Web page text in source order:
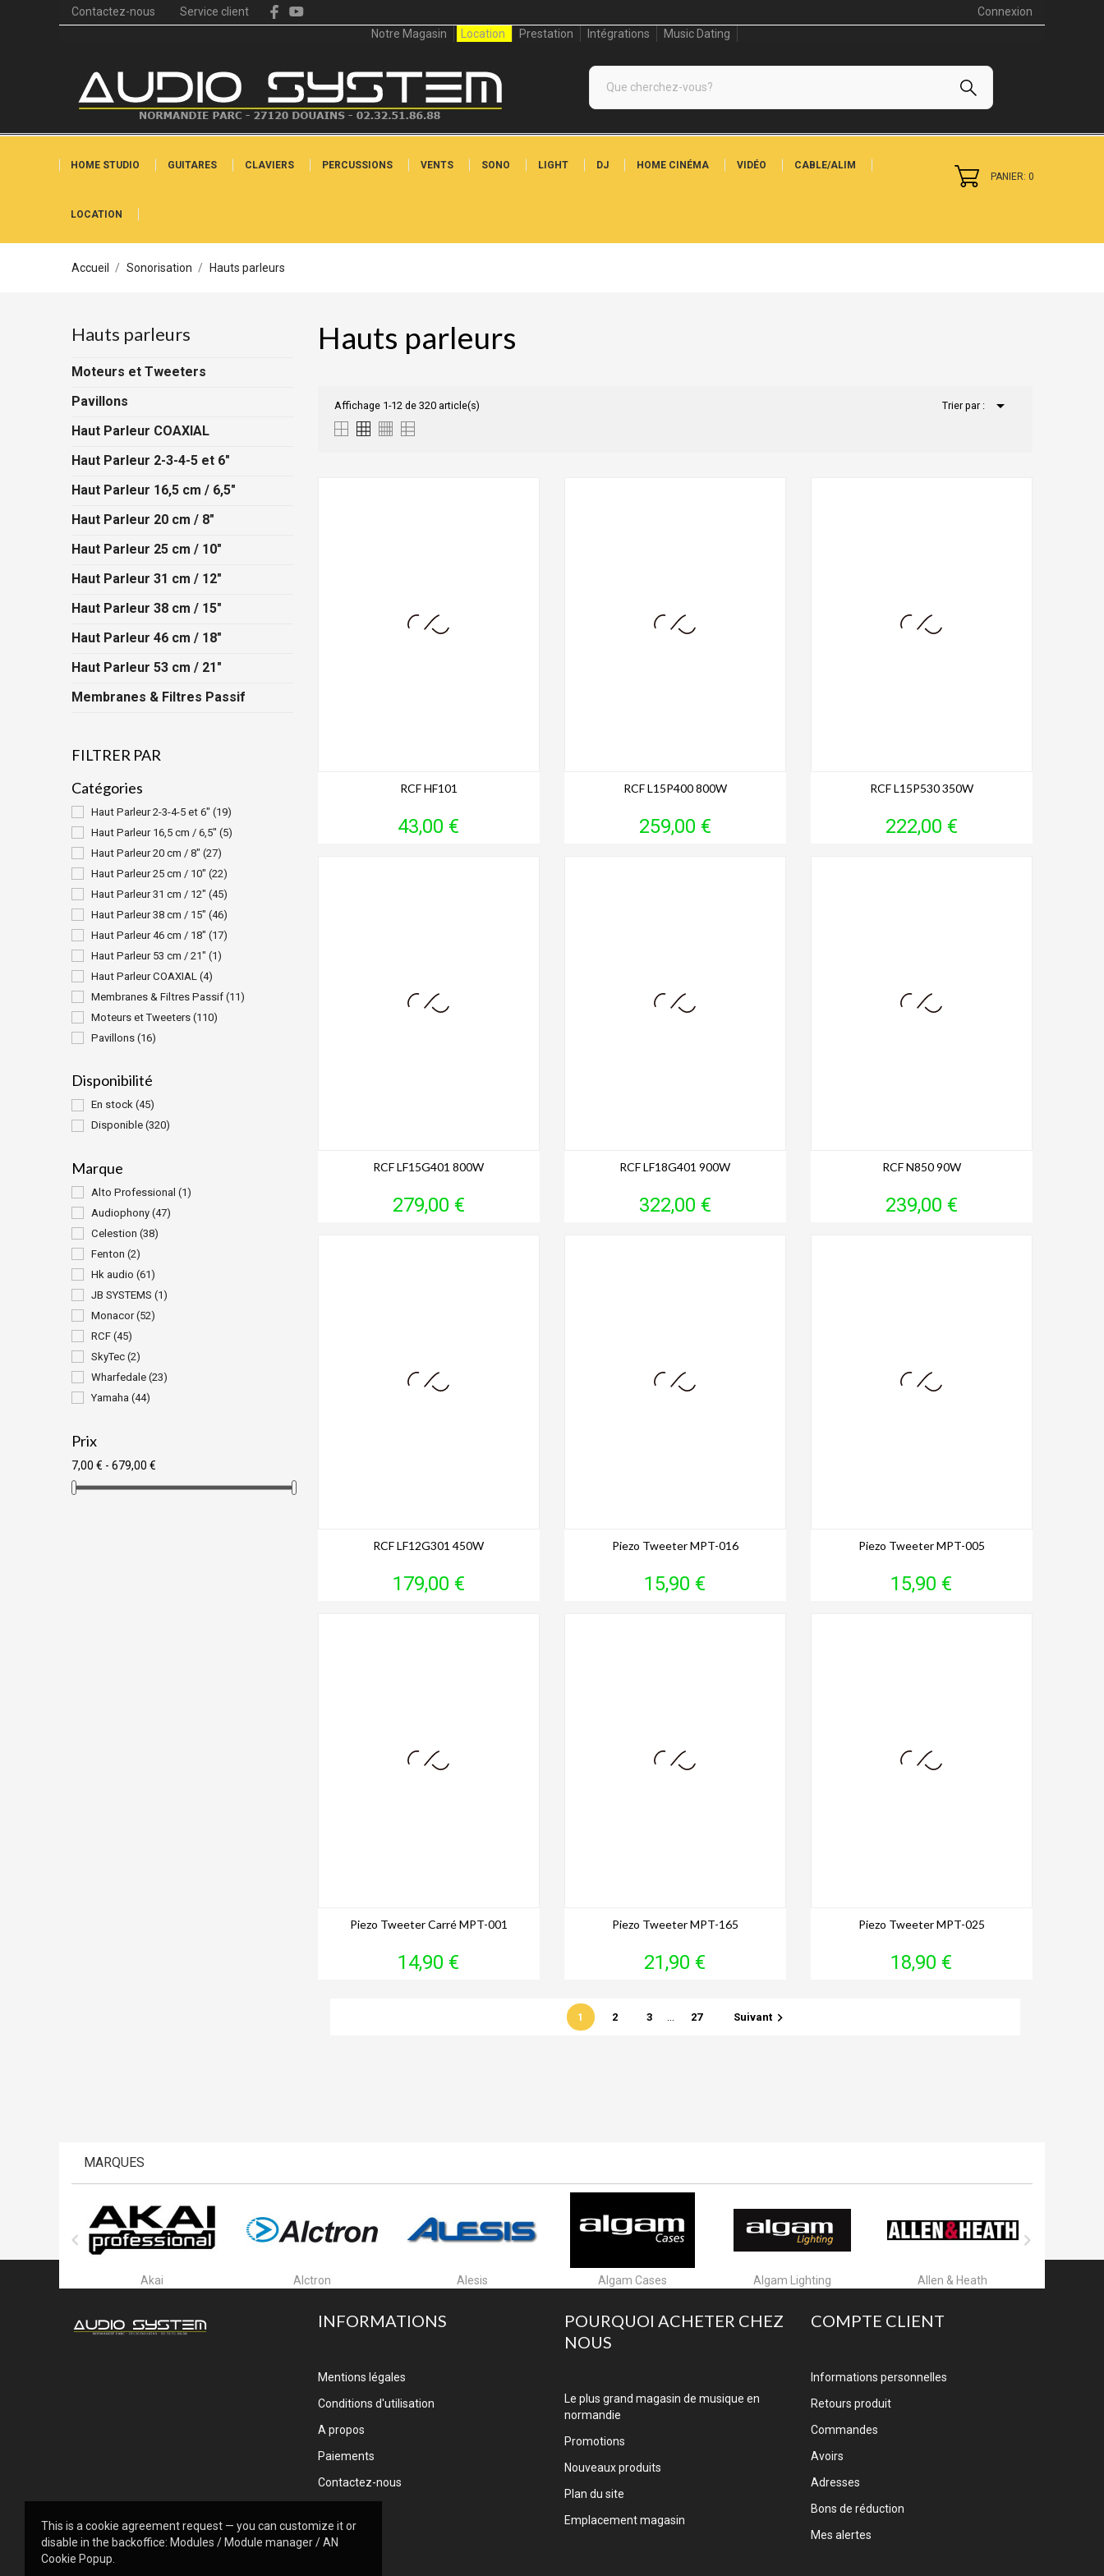
This is a cookie agreement request — you can customize it or
disable in the backoffice: Modules / Module manager / AN
Cookie Popup.
Contactez-nous Service client
Connexion
Notre Magasin
Location Prestation Intégrations Music Dating
HOME STUDIO GUITARES CLAVIERS PERCUSSIONS VENTS SONO LIGHT DJ HOME CINÉMA VIDÉO CABLE/ALIM
LOCATION
PANIER: 0
Accueil Sonorisation Hauts parleurs
Hauts parleurs
Moteurs et Tweeters
Pavillons
Haut Parleur COAXIAL
Haut Parleur 2-3-4-5 et 6"
Haut Parleur 16,5 cm / 6,5"
Haut Parleur 20 cm / 8"
Haut Parleur 25 cm / 10"
Haut Parleur 31 cm / 12"
Haut Parleur 38 cm / 15"
Haut Parleur 46 cm / 18"
Haut Parleur 53 cm / 21"
Membranes & Filtres Passif
FILTRER PAR
Catégories
Haut Parleur 2-3-4-5 et 6" (19)
Haut Parleur 16,5 cm / 6,5" (5)
Haut Parleur 20 cm / 8" (27)
Haut Parleur 25 cm / 10" (22)
Haut Parleur 31 cm / 12" (45)
Haut Parleur 38 cm / 15" (46)
Haut Parleur 46 cm / 18" (17)
Haut Parleur 53 cm / 21" (1)
Haut Parleur COAXIAL (4)
Membranes & Filtres Passif (11)
Moteurs et Tweeters (110)
Pavillons (16)
Disponibilité
En stock (45)
Disponible (320)
Marque
Alto Professional (1)
Audiophony (47)
Celestion (38)
Fenton (2)
Hk audio (61)
JB SYSTEMS (1)
Monacor(52)
RCF (45)
SkyTec (2)
Wharfedale (23)
Yamaha (44)
Prix
7,00 € - 679,00 €
Hauts parleurs
Affichage 1-12 de 320 article(s) Trier par : 
RCF HF101
Prix
43,00 €
RCF L15P400 800W
Prix
259,00 €
RCF L15P530 350W
Prix
222,00 €
RCF LF15G401 800W
Prix
279,00 €
RCF LF18G401 900W
Prix
322,00 €
RCF N850 90W
Prix
239,00 €
RCF LF12G301 450W
Prix
179,00 €
Piezo Tweeter MPT-016
Prix
15,90 €
Piezo Tweeter MPT-005
Prix
15,90 €
Piezo Tweeter Carré MPT-001
Prix
14,90 €
Piezo Tweeter MPT-165
Prix
21,90 €
Piezo Tweeter MPT-025
Prix
18,90 €
1 2 3 27 Suivant
MARQUES

Akai Alctron Alesis Algam Cases Algam Lighting Allen & Heath

INFORMATIONS
Mentions légales
Conditions d'utilisation
A propos
Paiements
Contactez-nous
POURQUOI ACHETER CHEZ
NOUS
Le plus grand magasin de musique en
normandie
Promotions
Nouveaux produits
Plan du site
Emplacement magasin
COMPTE CLIENT
Informations personnelles
Retours produit
Commandes
Avoirs
Adresses
Bons de réduction
Mes alertes